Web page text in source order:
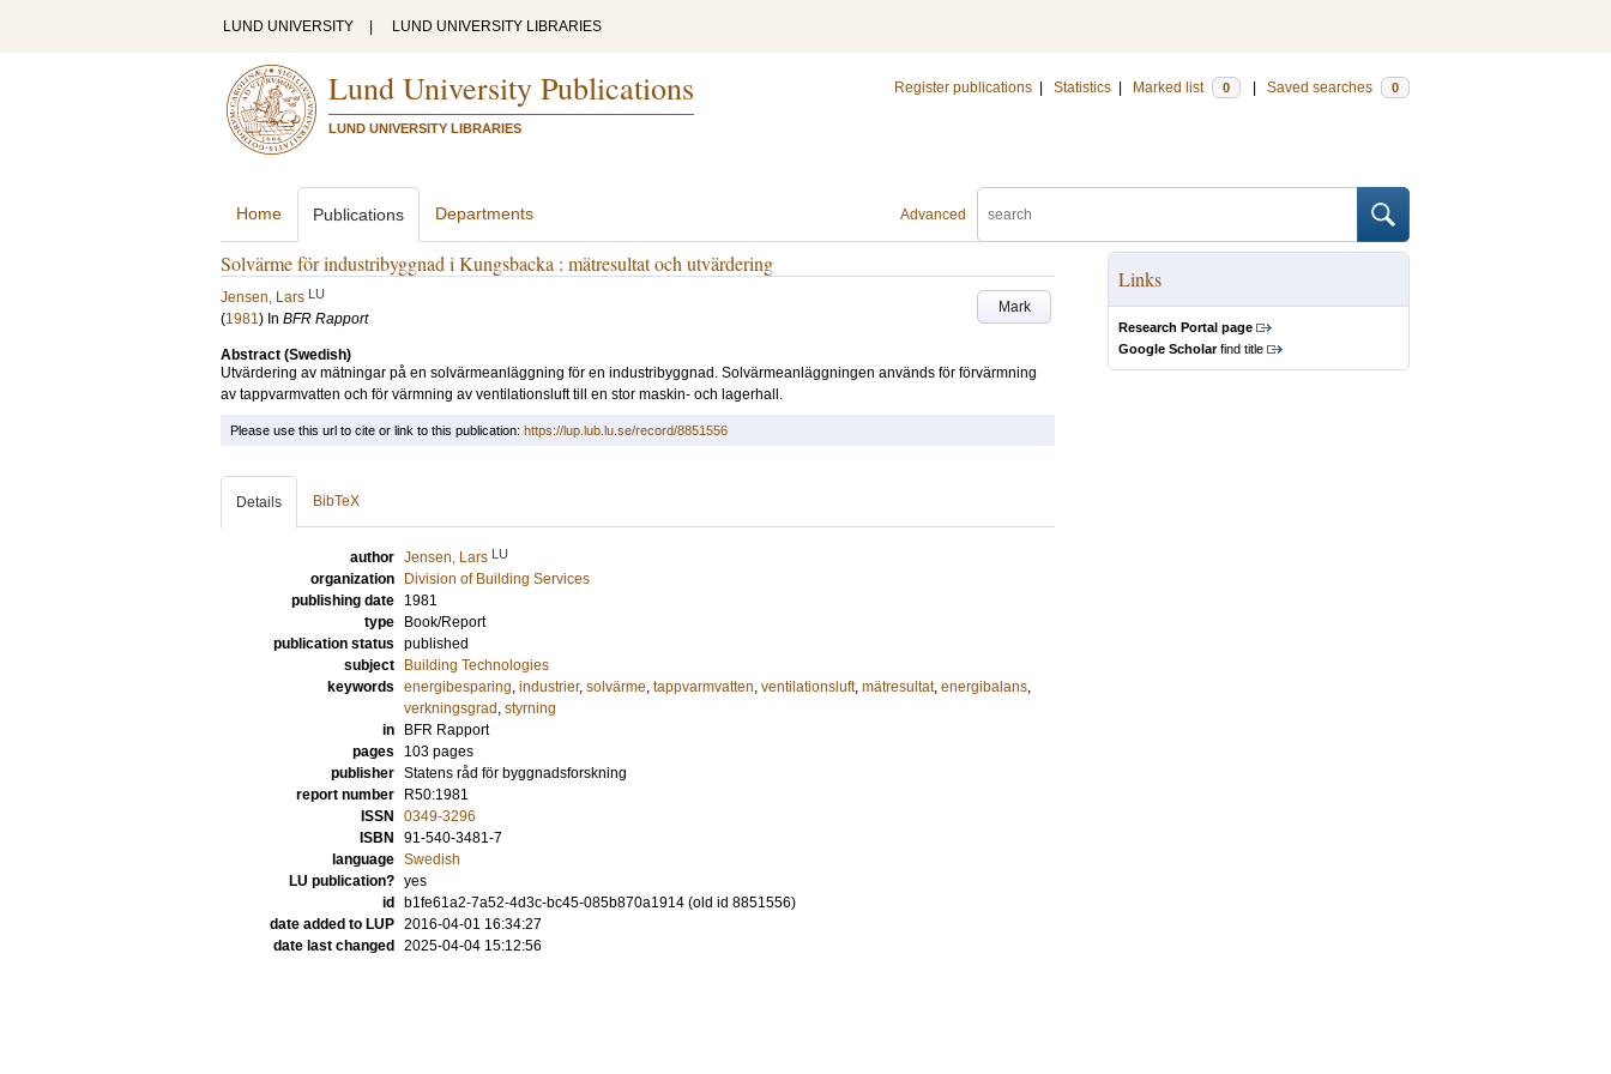
LUND UNIVERSITY LUND UNIVERSITY LIBRARIES
Lund University Publications
LUND UNIVERSITY LIBRARIES
Register publications Statistics Marked list 0 Saved searches 0
Advanced
Home Publications Departments
Solvärme för industribyggnad i Kungsbacka : mätresultat och utvärdering
Mark
Jensen, Lars LU
(1981) In BFR Rapport
Abstract (Swedish)
Utvärdering av mätningar på en solvärmeanläggning för en industribyggnad. Solvärmeanläggningen används för förvärmning
av tappvarmvatten och för värmning av ventilationsluft till en stor maskin- och lagerhall.
Links
Research Portal page
Google Scholarfind title
Please use this url to cite or link to this publication: https://lup.lub.lu.se/record/8851556
Details BibTeX
author Jensen, Lars LU
organization
Division of Building Services
publishing date
1981
type
Book/Report
publication status published
subject
Building Technologies
keywords energibesparing, industrier, solvärme, tappvarmvatten, ventilationsluft, mätresultat, energibalans,
verkningsgrad , styrning
in
BFR Rapport
pages
103 pages
publisher Statens råd för byggnadsforskning
report number
R50:1981
ISSN
0349-3296
ISBN
91-540-3481-7
language Swedish
LU publication? yes
id
b1fe61a2-7a52-4d3c-bc45-085b870a1914 (old id 8851556)
date added to LUP 2016-04-01 16:34:27
date last changed
2025-04-04 15:12:56